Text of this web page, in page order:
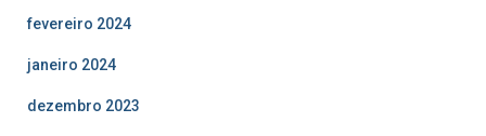
fevereiro 2024
janeiro 2024
dezembro 2023